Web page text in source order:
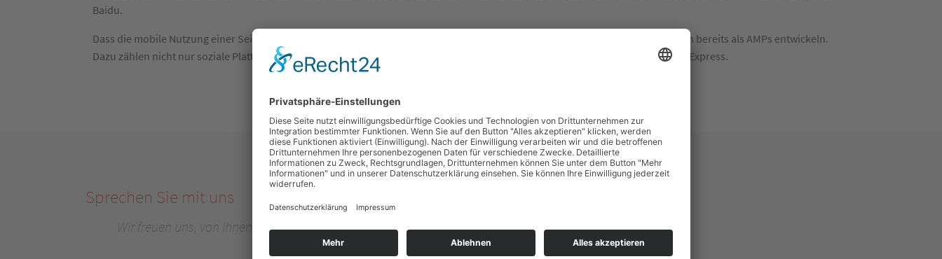
Baidu.
Dass die mobile Nutzung einer Seite immer mehr an Bedeutung gewinnt, zeigt die Reihe an großen Unternehmen, die ihre Seiten bereits als AMPs entwickeln.
Dazu zählen nicht nur soziale Plattformen wie Twitter oder Pinterest sondern auch Online-Handelsplattformen wie eBay und AliExpress.
Sprechen Sie mit uns
Wir freuen uns, von Ihnen zu hören